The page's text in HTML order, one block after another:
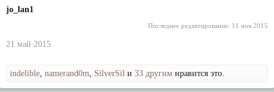
jo_lan1
Последнее редактирование: 11 ноя 2015
21 май 2015
indelible, namerand0m, SilverSil и 33 другим нравится это.